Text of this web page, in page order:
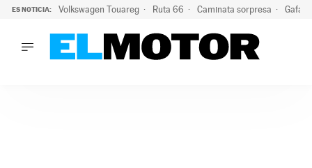
ES NOTICIA: Volkswagen Touareg Ruta 66 Caminata sorpresa Gafas